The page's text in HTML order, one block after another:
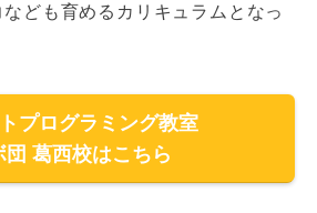
ども育めるカリキュラムとなっ
プログラミング教室
団 葛西校はこちら